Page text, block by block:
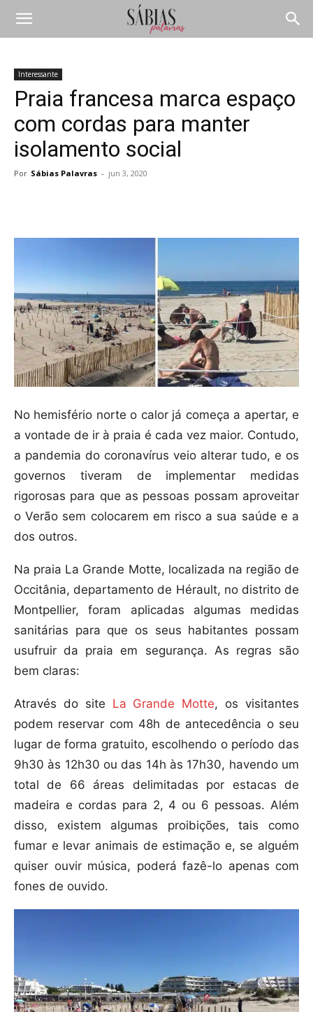
Interessante
Praia francesa marca espaço
com cordas para manter
isolamento social
Por Sábias Palavras - jun 3, 2020
No hemisfério norte o calor já começa a apertar, e
a vontade de ir à praia é cada vez maior. Contudo,
a pandemia do coronavírus veio alterar tudo, e os
governos tiveram de implementar medidas
rigorosas para que as pessoas possam aproveitar
o Verão sem colocarem em risco a sua saúde e a
dos outros.
Na praia La Grande Motte, localizada na região de
Occitânia, departamento de Hérault, no distrito de
Montpellier, foram aplicadas algumas medidas
sanitárias para que os seus habitantes possam
usufruir da praia em segurança. As regras são
bem claras:
Através do site La Grande Motte, os visitantes
podem reservar com 48h de antecedência o seu
lugar de forma gratuito, escolhendo o período das
9h30 às 12h30 ou das 14h às 17h30, havendo um
total de 66 áreas delimitadas por estacas de
madeira e cordas para 2, 4 ou 6 pessoas. Além
disso, existem algumas proibições, tais como
fumar e levar animais de estimação e, se alguém
quiser ouvir música, poderá fazê-lo apenas com
fones de ouvido.